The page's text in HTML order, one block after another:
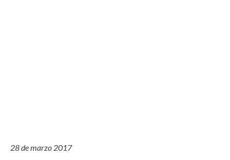
28 de marzo 2017